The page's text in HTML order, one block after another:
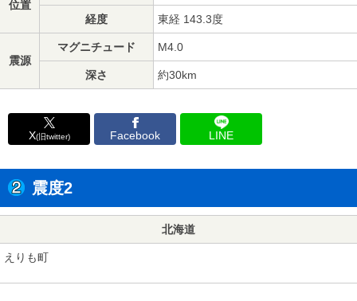
位置
経度 東経 143.3度
震源
マグニチュード M4.0
深さ 約30km
X(旧twitter) Facebook LINE
震度2
北海道
えりも町